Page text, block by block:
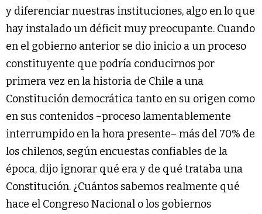
y diferenciar nuestras instituciones, algo en lo que
hay instalado un déficit muy preocupante. Cuando
en el gobierno anterior se dio inicio a un proceso
constituyente que podría conducirnos por
primera vez en la historia de Chile a una
Constitución democrática tanto en su origen como
en sus contenidos –proceso lamentablemente
interrumpido en la hora presente– más del 70% de
los chilenos, según encuestas confiables de la
época, dijo ignorar qué era y de qué trataba una
Constitución. ¿Cuántos sabemos realmente qué
hace el Congreso Nacional o los gobiernos